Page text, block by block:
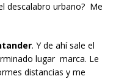
descalabro urbano? Me
. Y de ahí sale el
lugar marca. Le
distancias y me